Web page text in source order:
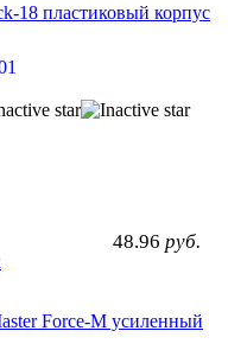
18 пластиковый корпус
48.96 руб.